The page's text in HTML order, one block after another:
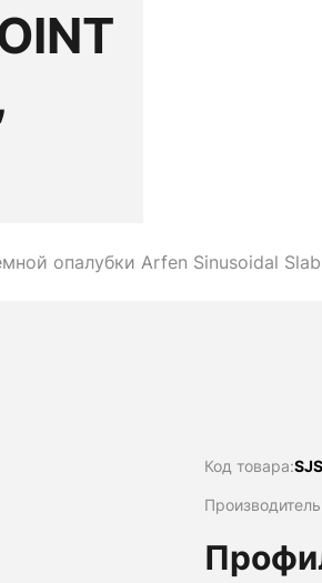
опалубки Arfen Sinusoidal
Код товара: